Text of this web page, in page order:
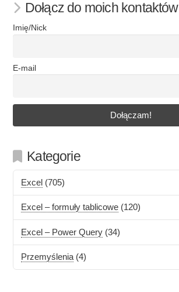
Dołącz do moich kontaktów
Imię/Nick
E-mail
Kategorie
Excel (705)
Excel – formuły tablicowe (120)
Excel – Power Query (34)
Przemyślenia(4)